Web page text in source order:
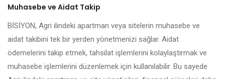
Muhasebe ve Aidat Takip
BİSİYON, Agri ilindeki apartman veya sitelerin muhasebe ve
aidat takibini tek bir yerden yönetmenizi sağlar. Aidat
ödemelerini takip etmek, tahsilat işlemlerini kolaylaştırmak ve
muhasebe işlemlerini düzenlemek için kullanılabilir. Bu sayede